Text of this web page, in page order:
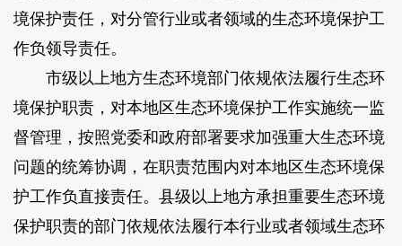
境保护责任，对分管行业或者领域的生态环境保护工
作负领导责任。
市级以上地方生态环境部门依规依法履行生态环
境保护职责，对本地区生态环境保护工作实施统一监
督管理，按照党委和政府部署要求加强重大生态环境
问题的统筹协调，在职责范围内对本地区生态环境保
护工作负直接责任。县级以上地方承担重要生态环境
保护职责的部门依规依法履行本行业或者领域生态环